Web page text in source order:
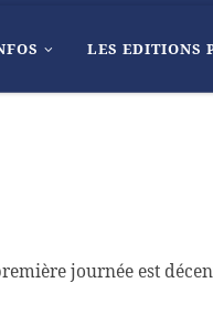
LES EDITIONS
journée est